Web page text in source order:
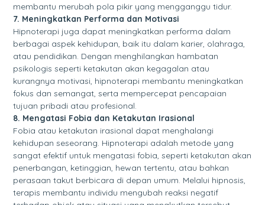
membantu merubah pola pikir yang mengganggu tidur.
7. Meningkatkan Performa dan Motivasi
Hipnoterapi juga dapat meningkatkan performa dalam
berbagai aspek kehidupan, baik itu dalam karier, olahraga,
atau pendidikan. Dengan menghilangkan hambatan
psikologis seperti ketakutan akan kegagalan atau
kurangnya motivasi, hipnoterapi membantu meningkatkan
fokus dan semangat, serta mempercepat pencapaian
tujuan pribadi atau profesional.
8. Mengatasi Fobia dan Ketakutan Irasional
Fobia atau ketakutan irasional dapat menghalangi
kehidupan seseorang. Hipnoterapi adalah metode yang
sangat efektif untuk mengatasi fobia, seperti ketakutan akan
penerbangan, ketinggian, hewan tertentu, atau bahkan
perasaan takut berbicara di depan umum. Melalui hipnosis,
terapis membantu individu mengubah reaksi negatif